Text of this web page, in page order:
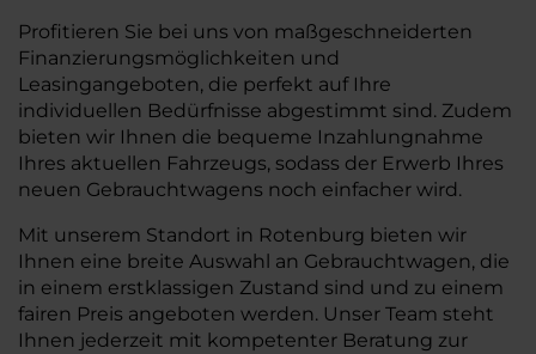
Profitieren Sie bei uns von maßgeschneiderten
Finanzierungsmöglichkeiten und
Leasingangeboten, die perfekt auf Ihre
individuellen Bedürfnisse abgestimmt sind. Zudem
bieten wir Ihnen die bequeme Inzahlungnahme
Ihres aktuellen Fahrzeugs, sodass der Erwerb Ihres
neuen Gebrauchtwagens noch einfacher wird.
Mit unserem Standort in Rotenburg bieten wir
Ihnen eine breite Auswahl an Gebrauchtwagen, die
in einem erstklassigen Zustand sind und zu einem
fairen Preis angeboten werden. Unser Team steht
Ihnen jederzeit mit kompetenter Beratung zur